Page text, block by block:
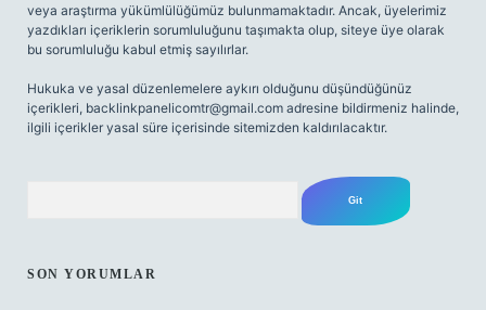
veya araştırma yükümlülüğümüz bulunmamaktadır. Ancak, üyelerimiz
yazdıkları içeriklerin sorumluluğunu taşımakta olup, siteye üye olarak
bu sorumluluğu kabul etmiş sayılırlar.
Hukuka ve yasal düzenlemelere aykırı olduğunu düşündüğünüz
içerikleri, backlinkpanelicomtr@gmail.com adresine bildirmeniz halinde,
ilgili içerikler yasal süre içerisinde sitemizden kaldırılacaktır.
SON YORUMLAR